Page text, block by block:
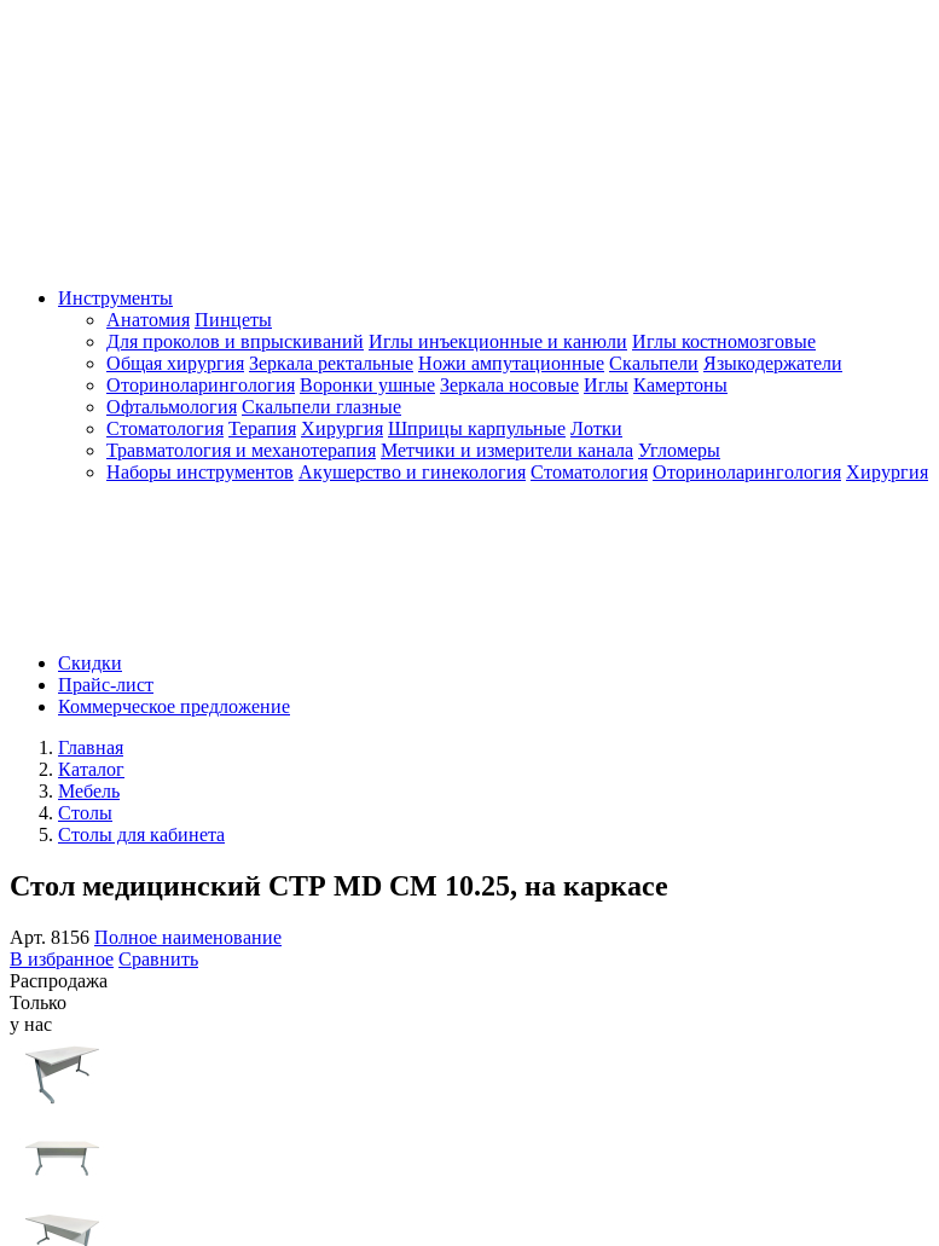
Инструменты
Анатомия Пинцеты
Для проколов и впрыскиваний Иглы инъекционные и канюли Иглы костномозговые
Общая хирургия Зеркала ректальные Ножи ампутационные Скальпели Языкодержатели
Оториноларингология Воронки ушные Зеркала носовые Иглы Камертоны
Офтальмология Скальпели глазные
Стоматология Терапия Хирургия Шприцы карпульные Лотки
Травматология и механотерапия Метчики и измерители канала Угломеры
Наборы инструментов Акушерство и гинекология Стоматология Оториноларингология Хирургия
Скидки
Прайс-лист
Коммерческое предложение
Главная
Каталог
Мебель
Столы
Столы для кабинета
Стол медицинский СТР MD CM 10.25, на каркасе
Арт. 8156 Полное наименование
В избранное Сравнить
Распродажа
Только
у нас